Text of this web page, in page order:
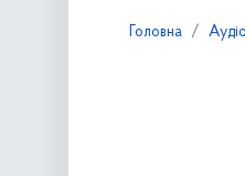
Головна Аудіо